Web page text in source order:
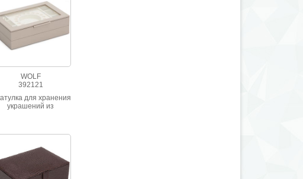
WOLF
392121
для хранения
украшений из